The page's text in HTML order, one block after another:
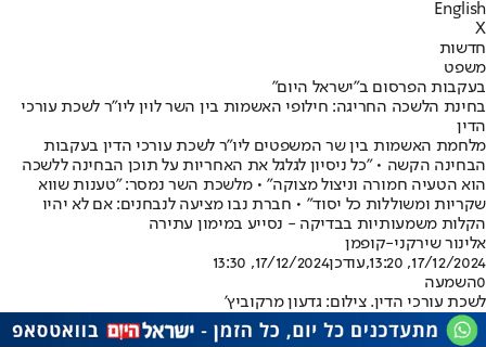
English
X
חדשות
משפט
בעקבות הפרסום ב"ישראל היום"
בחינת הלשכה החריגה: חילופי האשמות בין השר לוין ליו"ר לשכת עורכי
הדין
מלחמת האשמות בין שר המשפטים ליו"ר לשכת עורכי הדין בעקבות
הבחינה הקשה • "כל ניסיון לגלגל את האחריות על תוכן הבחינה ללשכה
הוא הטעיה חמורה וניצול מצוקה" • מלשכת השר נמסר: "טענות שווא
שקריות ומשוללות כל יסוד" • חברת נבו מציעה לנבחנים: אם לא יהיו
הקלות משמעותיות בבדיקה - נסייע במימון עתירה
אלינור שירקני-קופמן
17/12/2024, 13:20
,עודכן17/12/2024, 13:30
0השמעה
לשכת עורכי הדין. צילום: גדעון מרקוביץ'